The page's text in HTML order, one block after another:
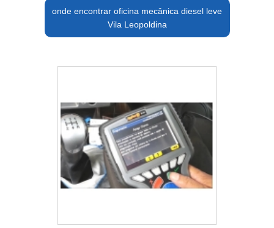
onde encontrar oficina mecânica diesel leve
Vila Leopoldina